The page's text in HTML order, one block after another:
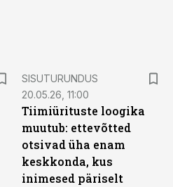
SISUTURUNDUS
20.05.26, 11:00
Tiimiürituste loogika
muutub: ettevõtted
otsivad üha enam
keskkonda, kus
inimesed päriselt